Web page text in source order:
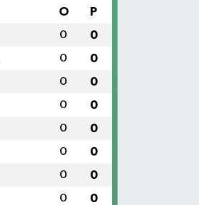
O P
0 0
0 0
0 0
0 0
0 0
0 0
0 0
0 0